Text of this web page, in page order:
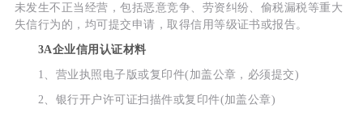
未发生不正当经营，包括恶意竞争、劳资纠纷、偷税漏税等重大
失信行为的，均可提交申请，取得信用等级证书或报告。
3A企业信用认证材料
1、营业执照电子版或复印件(加盖公章，必须提交)
2、银行开户许可证扫描件或复印件(加盖公章)